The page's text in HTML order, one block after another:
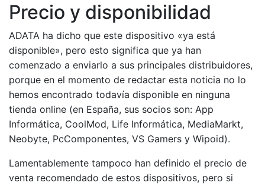
Precio y disponibilidad
ADATA ha dicho que este dispositivo «ya está
disponible», pero esto significa que ya han
comenzado a enviarlo a sus principales distribuidores,
porque en el momento de redactar esta noticia no lo
hemos encontrado todavía disponible en ninguna
tienda online (en España, sus socios son: App
Informática, CoolMod, Life Informática, MediaMarkt,
Neobyte, PcComponentes, VS Gamers y Wipoid).
Lamentablemente tampoco han definido el precio de
venta recomendado de estos dispositivos, pero si